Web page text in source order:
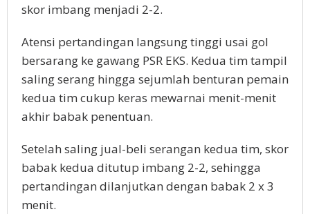
skor imbang menjadi 2-2.
Atensi pertandingan langsung tinggi usai gol
bersarang ke gawang PSR EKS. Kedua tim tampil
saling serang hingga sejumlah benturan pemain
kedua tim cukup keras mewarnai menit-menit
akhir babak penentuan.
Setelah saling jual-beli serangan kedua tim, skor
babak kedua ditutup imbang 2-2, sehingga
pertandingan dilanjutkan dengan babak 2 x 3
menit.